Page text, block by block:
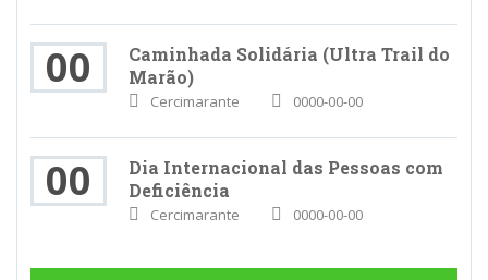
00
Caminhada Solidária (Ultra Trail do
Marão)
Cercimarante 0000-00-00
00
Dia Internacional das Pessoas com
Deficiência
Cercimarante 0000-00-00